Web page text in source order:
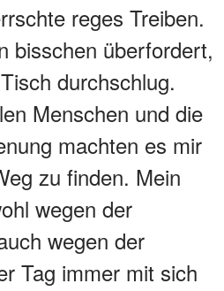
reges Treiben.
bisschen überfordert,
durchschlug.
Menschen und die
machten es mir
zu finden. Mein
wegen der
wegen der
Tag immer mit sich